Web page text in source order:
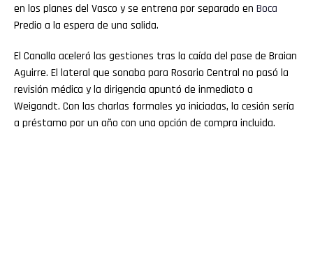
en los planes del Vasco y se entrena por separado en Boca
Predio a la espera de una salida.
El Canalla aceleró las gestiones tras la caída del pase de Braian
Aguirre. El lateral que sonaba para Rosario Central no pasó la
revisión médica y la dirigencia apuntó de inmediato a
Weigandt. Con las charlas formales ya iniciadas, la cesión sería
a préstamo por un año con una opción de compra incluida.